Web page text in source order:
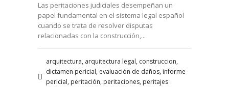
Las peritaciones judiciales desempeñan un
papel fundamental en el sistema legal español
cuando se trata de resolver disputas
relacionadas con la construcción,...
arquitectura, arquitectura legal, construccion,
dictamen pericial, evaluación de daños, informe
pericial, peritación, peritaciones, peritajes